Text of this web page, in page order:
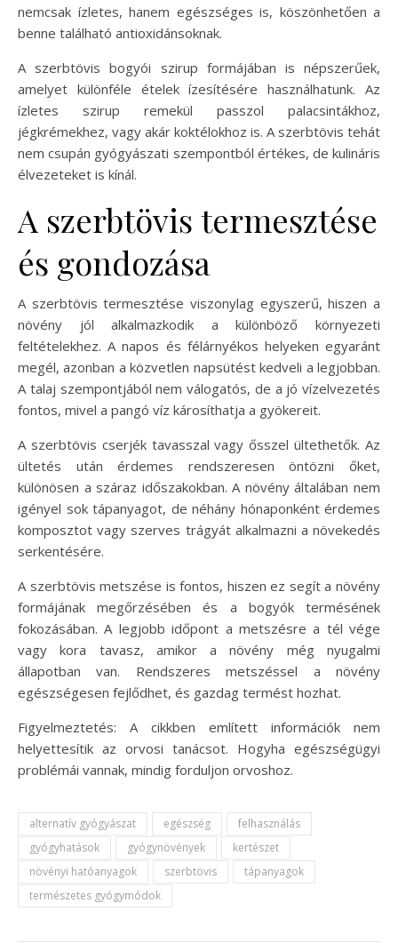
nemcsak ízletes, hanem egészséges is, köszönhetően a
benne található antioxidánsoknak.
A szerbtövis bogyói szirup formájában is népszerűek,
amelyet különféle ételek ízesítésére használhatunk. Az
ízletes szirup remekül passzol palacsintákhoz,
jégkrémekhez, vagy akár koktélokhoz is. A szerbtövis tehát
nem csupán gyógyászati szempontból értékes, de kulináris
élvezeteket is kínál.
A szerbtövis termesztése
és gondozása
A szerbtövis termesztése viszonylag egyszerű, hiszen a
növény jól alkalmazkodik a különböző környezeti
feltételekhez. A napos és félárnyékos helyeken egyaránt
megél, azonban a közvetlen napsütést kedveli a legjobban.
A talaj szempontjából nem válogatós, de a jó vízelvezetés
fontos, mivel a pangó víz károsíthatja a gyökereit.
A szerbtövis cserjék tavasszal vagy ősszel ültethetők. Az
ültetés után érdemes rendszeresen öntözni őket,
különösen a száraz időszakokban. A növény általában nem
igényel sok tápanyagot, de néhány hónaponként érdemes
komposztot vagy szerves trágyát alkalmazni a növekedés
serkentésére.
A szerbtövis metszése is fontos, hiszen ez segít a növény
formájának megőrzésében és a bogyók termésének
fokozásában. A legjobb időpont a metszésre a tél vége
vagy kora tavasz, amikor a növény még nyugalmi
állapotban van. Rendszeres metszéssel a növény
egészségesen fejlődhet, és gazdag termést hozhat.
Figyelmeztetés: A cikkben említett információk nem
helyettesítik az orvosi tanácsot. Hogyha egészségügyi
problémái vannak, mindig forduljon orvoshoz.
alternatív gyógyászat egészség
felhasználás
gyógyhatások
gyógynövények
kertészet
növényi hatóanyagok
szerbtövis
tápanyagok
természetes gyógymódok